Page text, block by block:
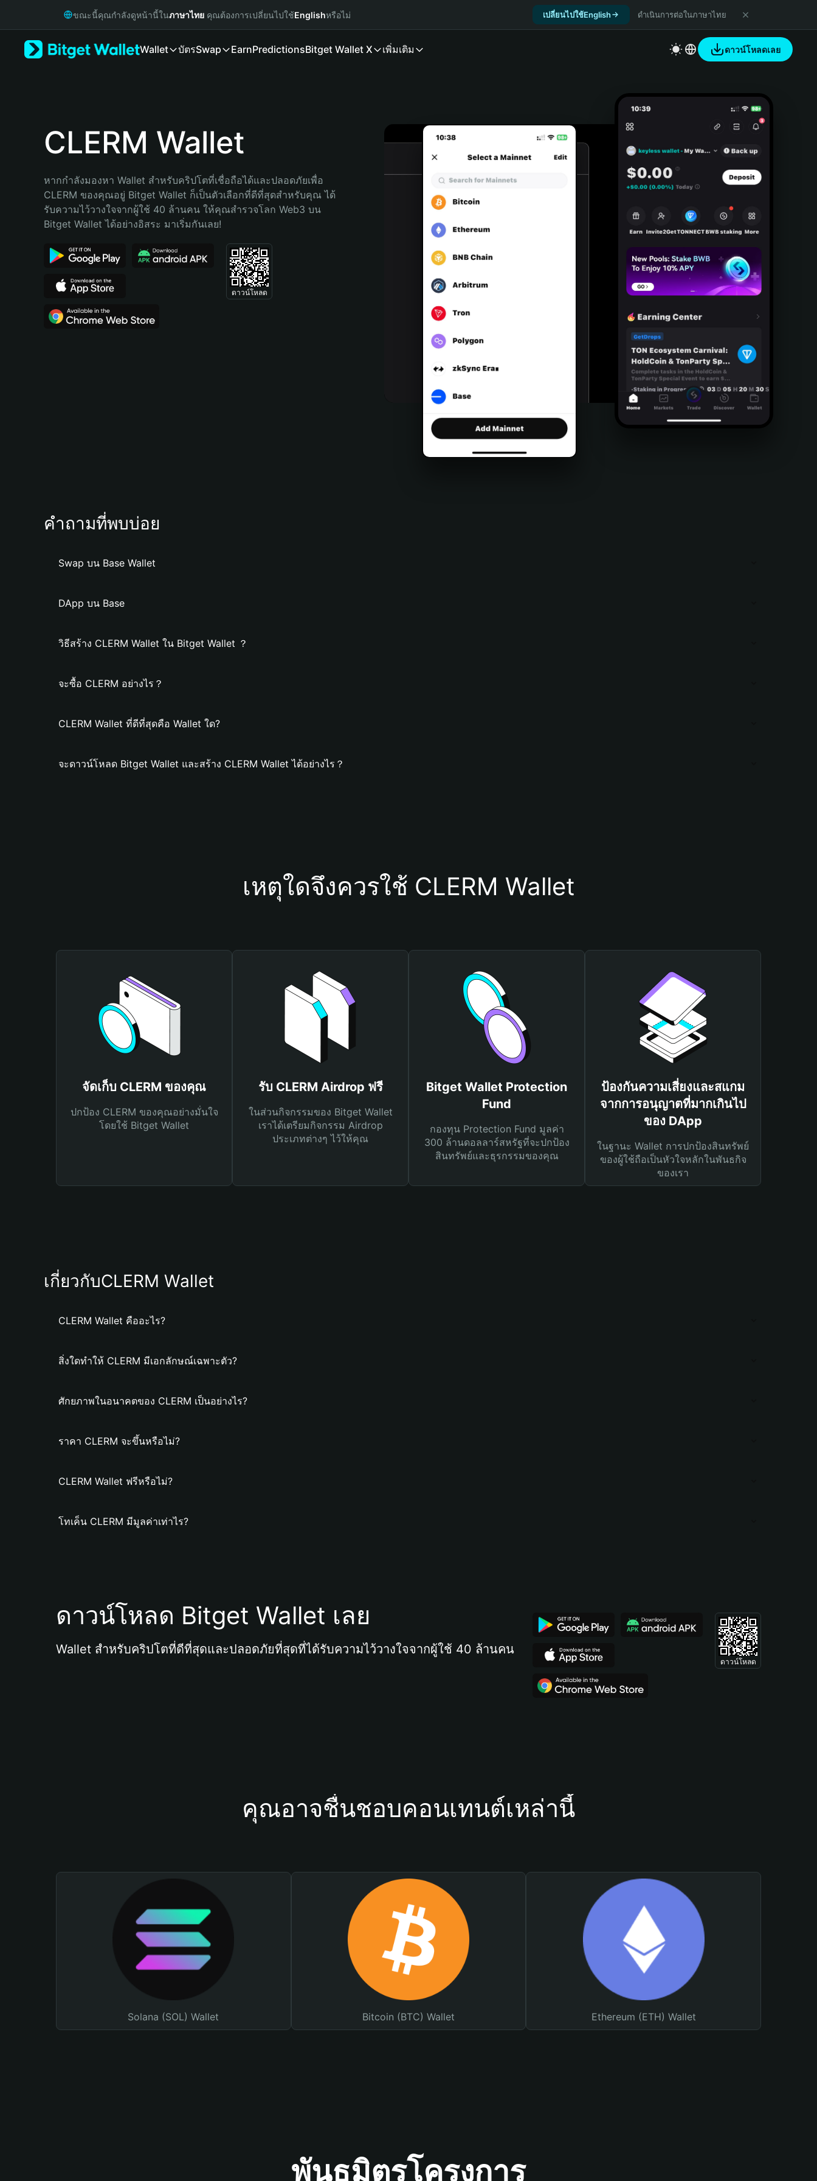
Русский
Bahasa Indonesia
Português (Brasil)
ขณะนี้คุณกำลังดูหน้านี้ในภาษาไทย คุณต้องการเปลี่ยนไปใช้Englishหรือไม่ เปลี่ยนไปใช้English ดำเนินการต่อในภาษาไทย
Wallet บัตรSwap EarnPredictionsBitget Wallet X เพิ่มเติม ดาวน์โหลดเลย
CLERM Wallet
หากกำลังมองหา Wallet สำหรับคริปโตที่เชื่อถือได้และปลอดภัยเพื่อ
CLERM ของคุณอยู่ Bitget Wallet ก็เป็นตัวเลือกที่ดีที่สุดสำหรับคุณ ได้
รับความไว้วางใจจากผู้ใช้ 40 ล้านคน ให้คุณสำรวจโลก Web3 บน
Bitget Wallet ได้อย่างอิสระ มาเริ่มกันเลย!
ดาวน์โหลด
คำถามที่พบบ่อย
Swap บน Base Wallet
DApp บน Base
วิธีสร้าง CLERM Wallet ใน Bitget Wallet ？
จะซื้อ CLERM อย่างไร？
CLERM Wallet ที่ดีที่สุดคือ Wallet ใด?
จะดาวน์โหลด Bitget Wallet และสร้าง CLERM Wallet ได้อย่างไร？
เหตุใดจึงควรใช้ CLERM Wallet
จัดเก็บ CLERM ของคุณ
ปกป้อง CLERM ของคุณอย่างมั่นใจ
โดยใช้ Bitget Wallet
รับ CLERM Airdrop ฟรี
ในส่วนกิจกรรมของ Bitget Wallet
เราได้เตรียมกิจกรรม Airdrop
ประเภทต่างๆ ไว้ให้คุณ
Bitget Wallet Protection
Fund
กองทุน Protection Fund มูลค่า
300 ล้านดอลลาร์สหรัฐที่จะปกป้อง
สินทรัพย์และธุรกรรมของคุณ
ป้องกันความเสี่ยงและสแกม
จากการอนุญาตที่มากเกินไป
ของ DApp
ในฐานะ Wallet การปกป้องสินทรัพย์
ของผู้ใช้ถือเป็นหัวใจหลักในพันธกิจ
ของเรา
เกี่ยวกับCLERM Wallet
CLERM Wallet คืออะไร?
สิ่งใดทำให้ CLERM มีเอกลักษณ์เฉพาะตัว?
ศักยภาพในอนาคตของ CLERM เป็นอย่างไร?
ราคา CLERM จะขึ้นหรือไม่?
CLERM Wallet ฟรีหรือไม่?
โทเค็น CLERM มีมูลค่าเท่าไร?
ดาวน์โหลด Bitget Wallet เลย
Wallet สำหรับคริปโตที่ดีที่สุดและปลอดภัยที่สุดที่ได้รับความไว้วางใจจากผู้ใช้ 40 ล้านคน
ดาวน์โหลด
คุณอาจชื่นชอบคอนเทนต์เหล่านี้
Solana (SOL) Wallet Bitcoin (BTC) Wallet Ethereum (ETH) Wallet
พันธมิตรโครงการ